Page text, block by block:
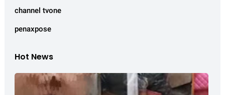
channel tvone
penaxpose
Hot News